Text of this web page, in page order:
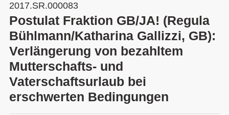
2017.SR.000083
Postulat Fraktion GB/JA! (Regula
Bühlmann/Katharina Gallizzi, GB):
Verlängerung von bezahltem
Mutterschafts- und
Vaterschaftsurlaub bei
erschwerten Bedingungen